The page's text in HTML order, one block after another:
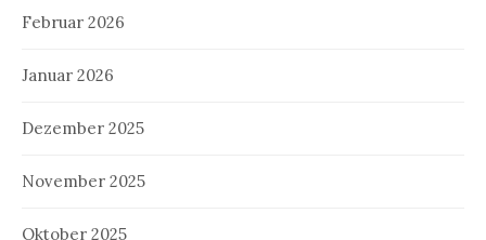
Februar 2026
Januar 2026
Dezember 2025
November 2025
Oktober 2025